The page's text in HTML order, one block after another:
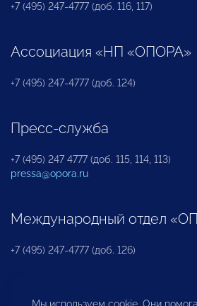
+7 (495) 247-4777 (доб. 116, 117)
Ассоциация «НП «ОПОРА»
+7 (495) 247-4777 (доб. 124)
Пресс-служба
+7 (495) 247 4777 (доб. 115, 114, 113)
pressa@opora.ru
Международный отдел
+7 (495) 247-4777 (доб. 126)
Бюро по защите прав
Мы используем cookie. Они